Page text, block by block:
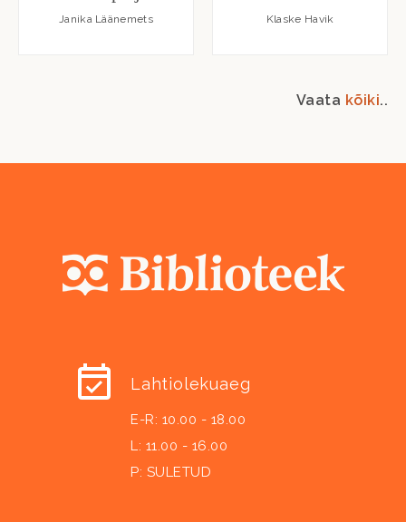
Janika Läänemets Klaske Havik
Vaata kõiki..
Lahtiolekuaeg
E-R: 10.00 - 18.00
L: 11.00 - 16.00
P: SULETUD